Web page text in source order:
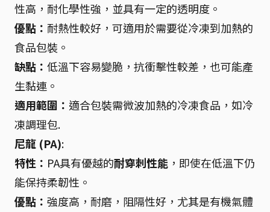
性高，耐化學性強，並具有一定的透明度。
優點： 耐熱性較好，可適用於需要從冷凍到加熱的
食品包裝。
缺點： 低溫下容易變脆，抗衝擊性較差，也可能產
生黏連。
適用範圍： 適合包裝需微波加熱的冷凍食品，如冷
凍調理包.
尼龍 (PA):
特性： PA具有優越的耐穿刺性能 ，即使在低溫下仍
能保持柔韌性。
優點： 強度高，耐磨，阻隔性好，尤其是有機氣體